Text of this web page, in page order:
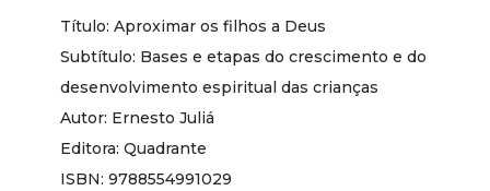
Título: Aproximar os filhos a Deus
Subtítulo: Bases e etapas do crescimento e do
desenvolvimento espiritual das crianças
Autor: Ernesto Juliá
Editora: Quadrante
ISBN: 9788554991029